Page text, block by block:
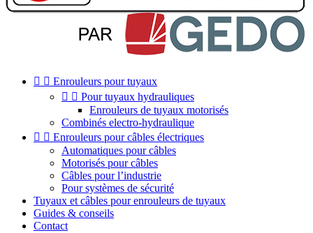
  Enrouleurs pour tuyaux
  Pour tuyaux hydrauliques
Enrouleurs de tuyaux motorisés
Combinés electro-hydraulique
  Enrouleurs pour câbles électriques
Automatiques pour câbles
Motorisés pour câbles
Câbles pour l’industrie
Pour systèmes de sécurité
Tuyaux et câbles pour enrouleurs de tuyaux
Guides & conseils
Contact